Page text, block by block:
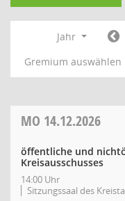
Jahr
Gremium auswählen
MO 14.12.2026
öffentliche und
Kreisausschusses
14:00 Uhr
Sitzungssaal des